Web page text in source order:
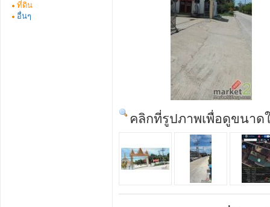
ที่ดิน
อื่นๆ
คลิกที่รูปภาพเพื่อดูขนาด